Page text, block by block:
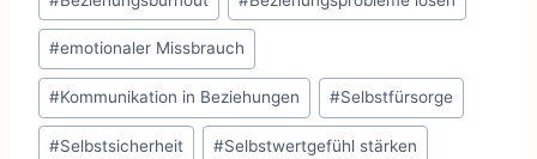
#emotionaler Missbrauch
#Kommunikation in Beziehungen #Selbstfürsorge
#Selbstsicherheit #Selbstwertgefühl stärken